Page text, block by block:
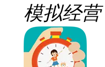
模拟经营